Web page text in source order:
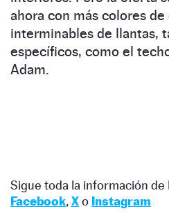
ahora con más colores
interminables de llantas,
específicos, como el
Adam.
Sigue toda la información de
Facebook, Xo Instagram